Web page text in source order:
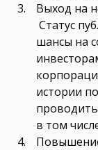
Выход на
Статус
шансы на
истории
в том